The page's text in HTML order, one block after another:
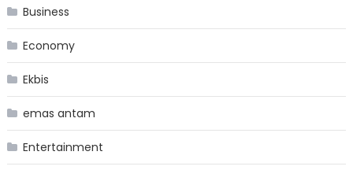
Business
Economy
Ekbis
emas antam
Entertainment